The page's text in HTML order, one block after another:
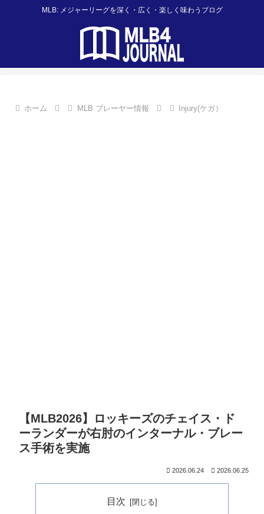
MLB: メジャーリーグを深く・広く・楽しく味わうブログ
ホーム MLB プレーヤー情報 Injury(ケガ）
【MLB2026】ロッキーズのチェイス・ド
ーランダーが右肘のインターナル・ブレー
ス手術を実施
2026.06.24 2026.06.25
目次